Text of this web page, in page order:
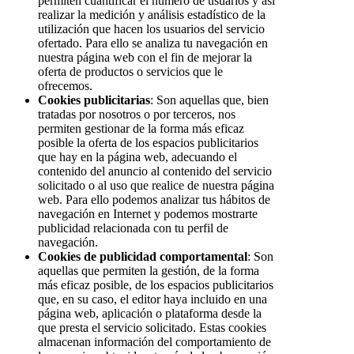
realizar la medición y análisis estadístico de la
utilización que hacen los usuarios del servicio
ofertado. Para ello se analiza tu navegación en
nuestra página web con el fin de mejorar la
oferta de productos o servicios que le
ofrecemos.
Cookies publicitarias: Son aquellas que, bien
tratadas por nosotros o por terceros, nos
permiten gestionar de la forma más eficaz
posible la oferta de los espacios publicitarios
que hay en la página web, adecuando el
contenido del anuncio al contenido del servicio
solicitado o al uso que realice de nuestra página
web. Para ello podemos analizar tus hábitos de
navegación en Internet y podemos mostrarte
publicidad relacionada con tu perfil de
navegación.
Cookies de publicidad comportamental: Son
aquellas que permiten la gestión, de la forma
más eficaz posible, de los espacios publicitarios
que, en su caso, el editor haya incluido en una
página web, aplicación o plataforma desde la
que presta el servicio solicitado. Estas cookies
almacenan información del comportamiento de